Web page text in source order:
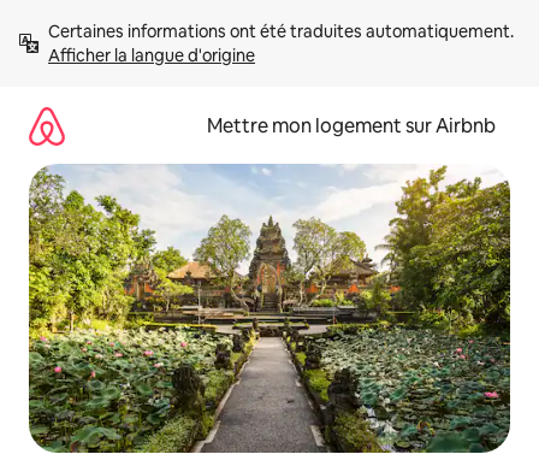
directement
Afficher la langue d'origine
Mettre mon logement sur Airbnb